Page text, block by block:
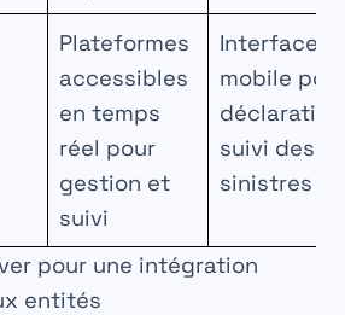
Plateformes
accessibles
en temps
réel pour
gestion et
suivi
Interface
mobile
suivi des
sinistres
pour une intégration
entités